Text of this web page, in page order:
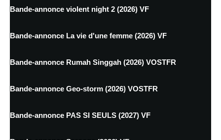
Bande-annonce violent night 2 (2026) VF
Bande-annonce La vie d'une femme (2026) VF
Bande-annonce Rumah Singgah (2026) VOSTFR
Bande-annonce Geo-storm (2026) VOSTFR
Bande-annonce PAS SI SEULS (2027) VF